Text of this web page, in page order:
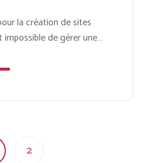
la création de sites
de gérer une
vous avez
ou simplement pour
2